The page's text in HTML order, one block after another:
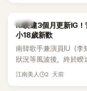
韓星
IU睽違3個月更新IG
小18歲新歡
南韓歌手兼演員IU（李
狀況等風波後，終於
張近況照，讓大批粉絲
江南美人 2 天前